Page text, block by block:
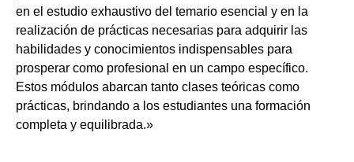
en el estudio exhaustivo del temario esencial y en la
realización de prácticas necesarias para adquirir las
habilidades y conocimientos indispensables para
prosperar como profesional en un campo específico.
Estos módulos abarcan tanto clases teóricas como
prácticas, brindando a los estudiantes una formación
completa y equilibrada.»